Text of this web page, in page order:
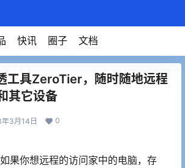
快讯 圈子 文档
工具ZeroTier，随时随地远程
其它设备
3月14日 0
果你想远程的访问家中的电脑，存